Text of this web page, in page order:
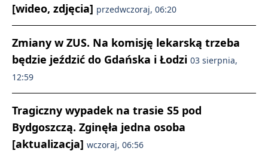
[wideo, zdjęcia] przedwczoraj, 06:20
Zmiany w ZUS. Na komisję lekarską trzeba
będzie jeździć do Gdańska i Łodzi 03 sierpnia,
12:59
Tragiczny wypadek na trasie S5 pod
Bydgoszczą. Zginęła jedna osoba
[aktualizacja] wczoraj, 06:56